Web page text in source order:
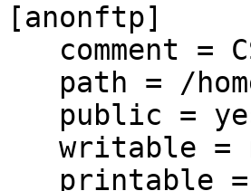
[anonftp]
comment =
path = /
public =
writable =
printable =